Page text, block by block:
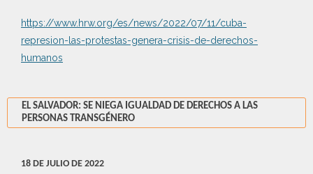
https://www.hrw.org/es/news/2022/07/11/cuba-
represion-las-protestas-genera-crisis-de-derechos-
humanos
EL SALVADOR: SE NIEGA IGUALDAD DE DERECHOS A LAS
PERSONAS TRANSGÉNERO
18 DE JULIO DE 2022